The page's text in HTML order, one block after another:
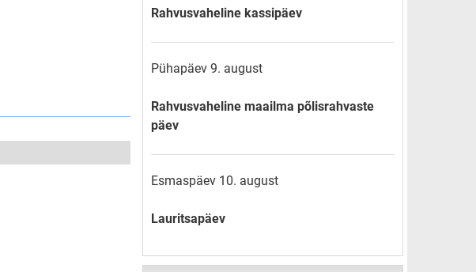
Rahvusvaheline kassipäev
Pühapäev 9. august
Rahvusvaheline maailma põlisrahvaste
päev
Esmaspäev 10. august
Lauritsapäev